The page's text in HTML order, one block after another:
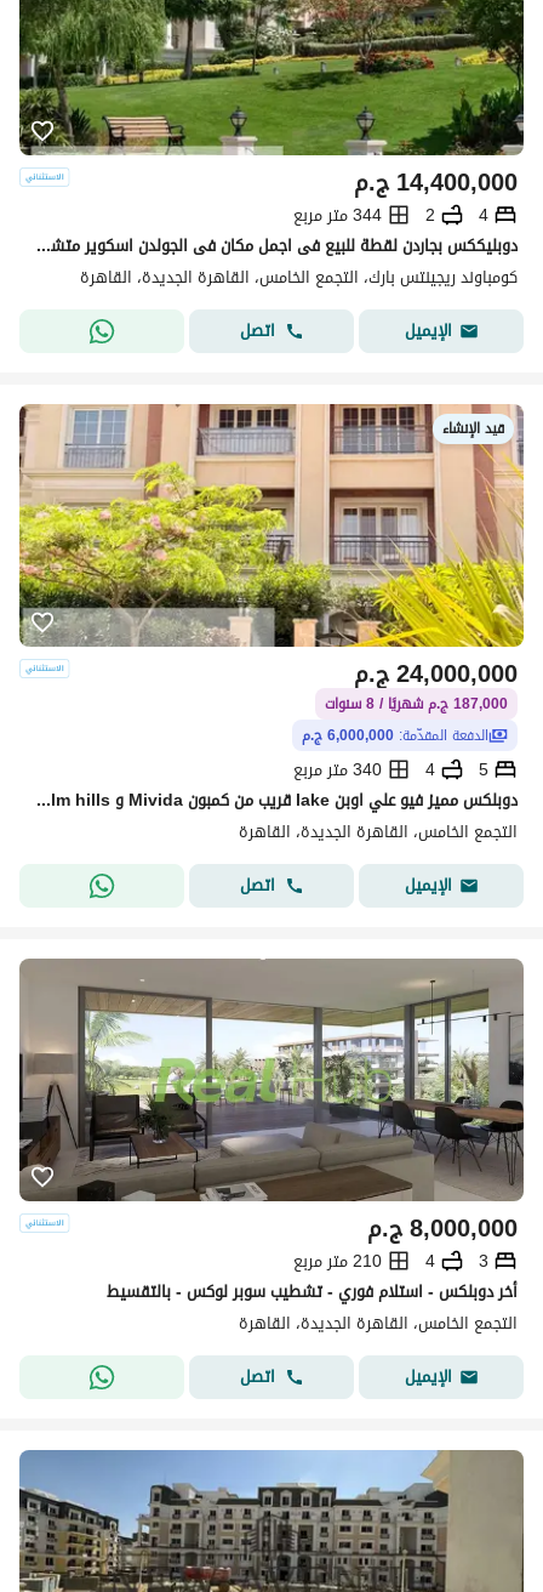
ج.م14,400,000
4
2
344 متر مربع
دوبليككس بجاردن لقطة للبيع فى اجمل مكان فى الجولدن اسكوير متشطب فى كمبوند ريجنسي بارك بخصم كاش يصل الى 40%
كومباوند ريجينتس بارك، التجمع الخامس، القاهرة الجديدة، القاهرة
الإيميل
اتصل
قيد الإنشاء
ج.م24,000,000
187,000 ج.م شهريًا / 8 سنوات
الدفعة المقدّمة: 6,000,000 ج.م
5
4
340 متر مربع
دوبلكس مميز فيو علي اوبن lake قريب من كمبون Mivida و Palm hills هتستلمه متشطب بالكامل بمقدم (6 مليون )
التجمع الخامس، القاهرة الجديدة، القاهرة
الإيميل
اتصل
ج.م8,000,000
3
4
210 متر مربع
أخر دوبلكس - استلام فوري - تشطيب سوبر لوكس - بالتقسيط
التجمع الخامس، القاهرة الجديدة، القاهرة
الإيميل
اتصل